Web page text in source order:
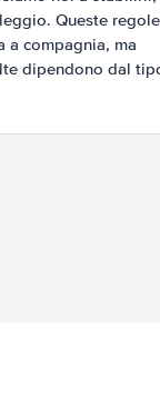
Queste regole
a compagnia, ma
dipendono dal